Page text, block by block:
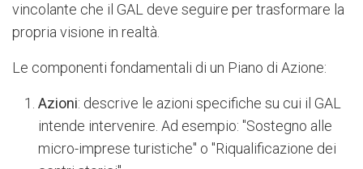
vincolante che il GAL deve seguire per trasformare la
propria visione in realtà.
Le componenti fondamentali di un Piano di Azione:
Azioni: descrive le azioni specifiche su cui il GAL
intende intervenire. Ad esempio: "Sostegno alle
micro-imprese turistiche" o "Riqualificazione dei